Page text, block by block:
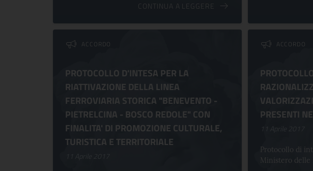
CONTINUA A LEGGERE
ACCORDO
PROTOCOLLO D'INTESA PER LA
RIATTIVAZIONE DELLA LINEA
FERROVIARIA STORICA "BENEVENTO -
PIETRELCINA - BOSCO REDOLE" CON
FINALITA' DI PROMOZIONE CULTURALE,
TURISTICA E TERRITORIALE
ACCORDO
PRESENTI
11 Aprile 2017
Protocollo di
Ministero delle